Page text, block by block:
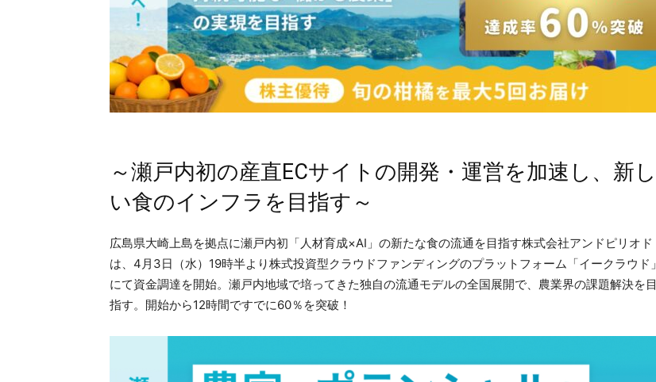
～瀬戸内初の産直ECサイトの開発・運営を加速し、新し
い食のインフラを目指す～
広島県大崎上島を拠点に瀬戸内初「人材育成×AI」の新たな食の流通を目指す株式会社アンドピリオド
は、4月3日（水）19時半より株式投資型クラウドファンディングのプラットフォーム「イークラウド」
にて資金調達を開始。瀬戸内地域で培ってきた独自の流通モデルの全国展開で、農業界の課題解決を目
指す。開始から12時間ですでに60％を突破！